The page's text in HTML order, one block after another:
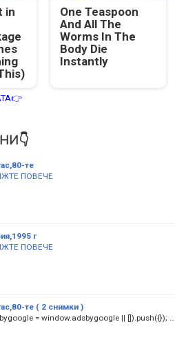
in
One Teaspoon
And All The
Worms In The
Body Die
Instantly
те
ПОВЕЧЕ
г
ПОВЕЧЕ
те ( 2 снимки )
= window.adsbygoogle || []).push({}); …